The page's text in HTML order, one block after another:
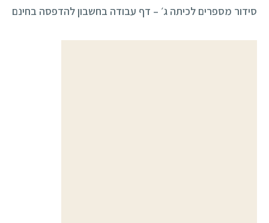
סידור מספרים לכיתה ג׳ – דף עבודה בחשבון להדפסה בחינם